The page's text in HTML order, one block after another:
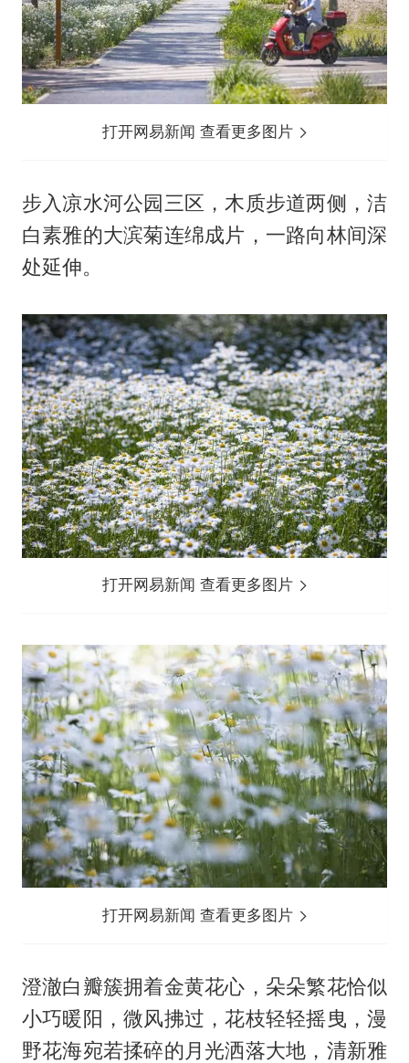
打开网易新闻 查看更多图片
步入凉水河公园三区，木质步道两侧，洁
白素雅的大滨菊连绵成片，一路向林间深
处延伸。
打开网易新闻 查看更多图片
打开网易新闻 查看更多图片
澄澈白瓣簇拥着金黄花心，朵朵繁花恰似
小巧暖阳，微风拂过，花枝轻轻摇曳，漫
野花海宛若揉碎的月光洒落大地，清新雅